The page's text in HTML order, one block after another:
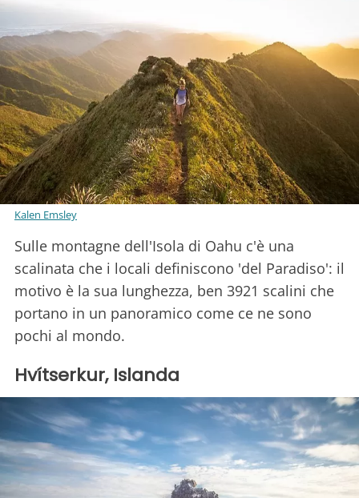
Kalen Emsley
Sulle montagne dell'Isola di Oahu c'è una
scalinata che i locali definiscono 'del Paradiso': il
motivo è la sua lunghezza, ben 3921 scalini che
portano in un panoramico come ce ne sono
pochi al mondo.
Hvítserkur, Islanda